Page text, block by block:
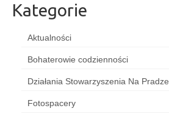
Kategorie
Aktualności
Bohaterowie codzienności
Działania Stowarzyszenia Na Pradze
Fotospacery